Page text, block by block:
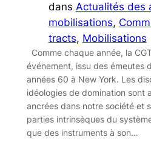
dans Actualités des
mobilisations,
tracts, Mobilisations
Comme chaque année, la
événement, issu des émeutes
années 60 à New York. Les
idéologies de domination sont
ancrées dans notre société et
parties intrinsèques du
que des instruments à son…